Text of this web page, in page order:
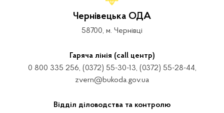
Чернівецька ОДА
58700, м. Чернівці
Гаряча лінія (call центр)
0 800 335 256, (0372) 55-30-13, (0372) 55-28-44,
zvern@bukoda.gov.ua
Відділ діловодства та контролю